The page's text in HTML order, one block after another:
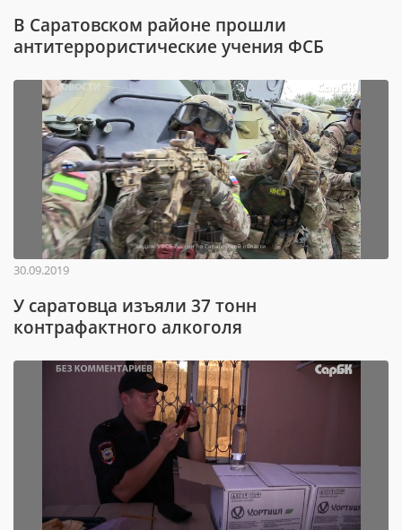
В Саратовском районе прошли
антитеррористические учения ФСБ
30.09.2019
У саратовца изъяли 37 тонн
контрафактного алкоголя